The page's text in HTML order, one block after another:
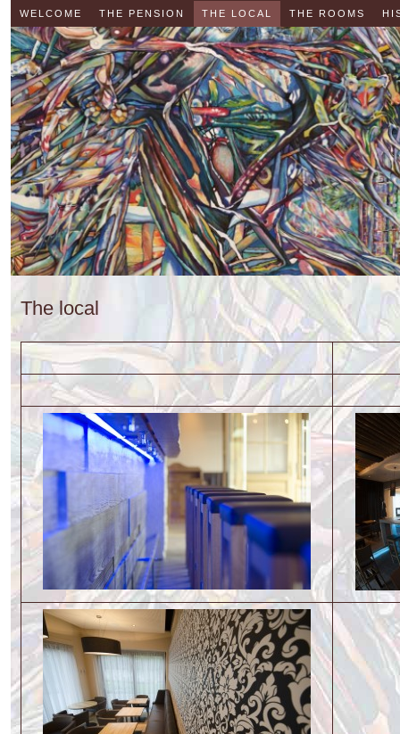
WELCOME THE PENSION THE LOCAL THE ROOMS
The local